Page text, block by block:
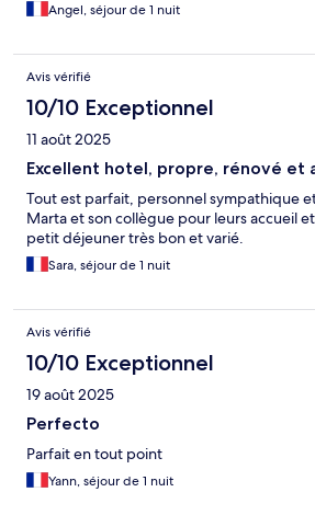
Angel, séjour de 1 nuit
Avis vérifié
10/10 Exceptionnel
11 août 2025
Excellent hotel, propre, rénové et
Tout est parfait, personnel sympathique
Marta et son collègue pour leurs accueil
petit déjeuner très bon et varié.
Sara, séjour de 1 nuit
Avis vérifié
10/10 Exceptionnel
19 août 2025
Perfecto
Parfait en tout point
Yann, séjour de 1 nuit